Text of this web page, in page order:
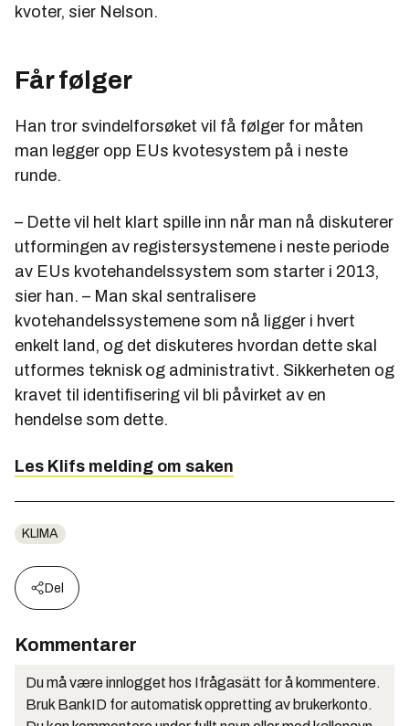
kvoter, sier Nelson.
Får følger
Han tror svindelforsøket vil få følger for måten
man legger opp EUs kvotesystem på i neste
runde.
– Dette vil helt klart spille inn når man nå diskuterer
utformingen av registersystemene i neste periode
av EUs kvotehandelssystem som starter i 2013,
sier han. – Man skal sentralisere
kvotehandelssystemene som nå ligger i hvert
enkelt land, og det diskuteres hvordan dette skal
utformes teknisk og administrativt. Sikkerheten og
kravet til identifisering vil bli påvirket av en
hendelse som dette.
Les Klifs melding om saken
KLIMA
Del
Kommentarer
Du må være innlogget hos Ifrågasätt for å kommentere.
Bruk BankID for automatisk oppretting av brukerkonto.